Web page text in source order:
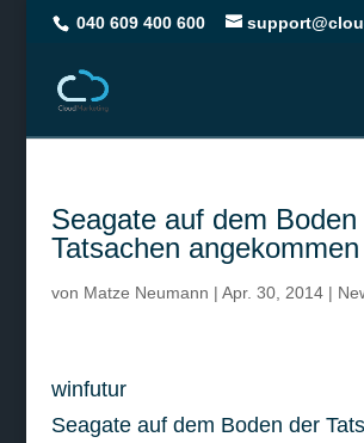
040 609 400 600
Seagate auf dem Boden
Tatsachen angekommen
von Matze Neumann | Apr. 30, 2014|
winfutur
Seagate auf dem Boden der